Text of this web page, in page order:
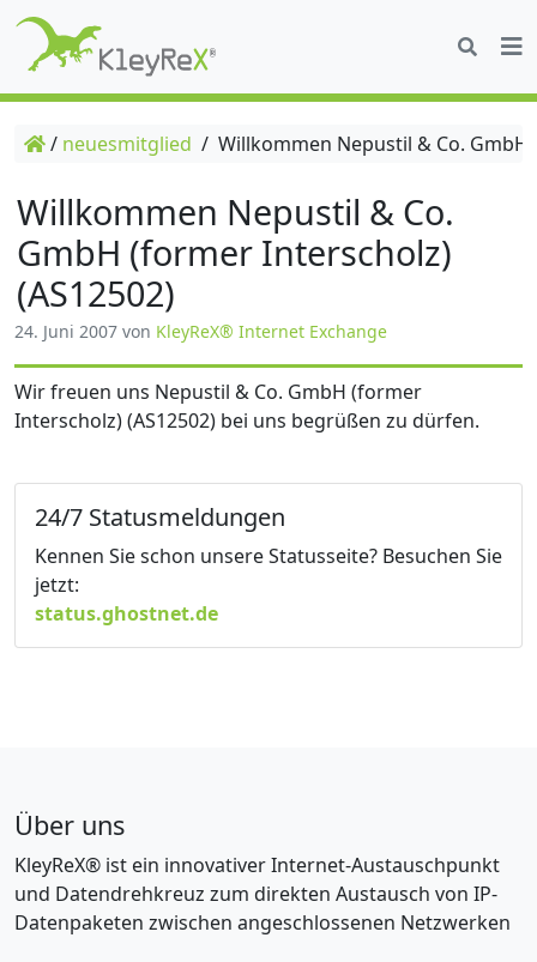
/ neuesmitglied / Willkommen Nepustil & Co.
Willkommen Nepustil & Co.
GmbH (former Interscholz)
(AS12502)
24. Juni 2007 von KleyReX® Internet Exchange
Wir freuen uns Nepustil & Co. GmbH (former
Interscholz) (AS12502) bei uns begrüßen zu dürfen.
24/7 Statusmeldungen
Kennen Sie schon unsere Statusseite? Besuchen Sie
jetzt:
status.ghostnet.de
Über uns
KleyReX® ist ein innovativer Internet-Austauschpunkt
und Datendrehkreuz zum direkten Austausch von IP-
Datenpaketen zwischen angeschlossenen Netzwerken